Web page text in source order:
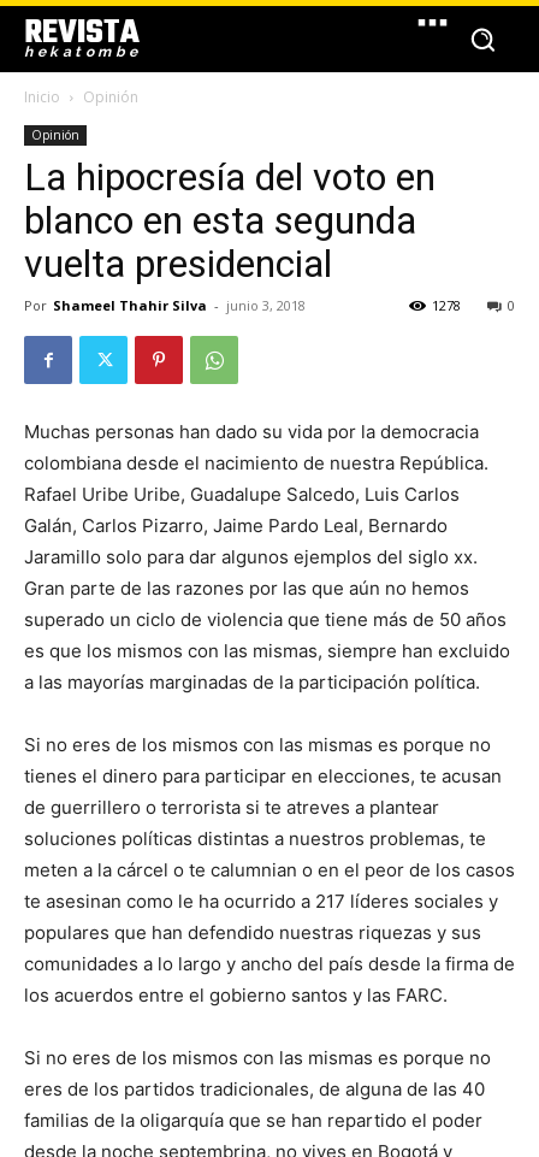
REVISTA
hekatombe
Inicio Opinión
Opinión
La hipocresía del voto en
blanco en esta segunda
vuelta presidencial
Por Shameel Thahir Silva - junio 3, 2018 0
1278
Muchas personas han dado su vida por la democracia
colombiana desde el nacimiento de nuestra República.
Rafael Uribe Uribe, Guadalupe Salcedo, Luis Carlos
Galán, Carlos Pizarro, Jaime Pardo Leal, Bernardo
Jaramillo solo para dar algunos ejemplos del siglo xx.
Gran parte de las razones por las que aún no hemos
superado un ciclo de violencia que tiene más de 50 años
es que los mismos con las mismas, siempre han excluido
a las mayorías marginadas de la participación política.
Si no eres de los mismos con las mismas es porque no
tienes el dinero para participar en elecciones, te acusan
de guerrillero o terrorista si te atreves a plantear
soluciones políticas distintas a nuestros problemas, te
meten a la cárcel o te calumnian o en el peor de los casos
te asesinan como le ha ocurrido a 217 líderes sociales y
populares que han defendido nuestras riquezas y sus
comunidades a lo largo y ancho del país desde la firma de
los acuerdos entre el gobierno santos y las FARC.
Si no eres de los mismos con las mismas es porque no
eres de los partidos tradicionales, de alguna de las 40
familias de la oligarquía que se han repartido el poder
desde la noche septembrina, no vives en Bogotá y